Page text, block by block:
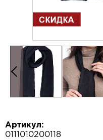
Артикул:
0111010200118